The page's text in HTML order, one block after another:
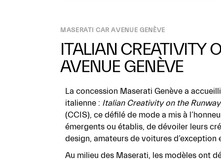
MASERATI CAR AVENUE GENÈVE
ITALIAN CREATIVITY
AVENUE GENÈVE
La concession Maserati Genève a
italienne : Italian Creativity on the Runway
(CCIS), ce défilé de mode a mis à
émergents ou établis, de dévoiler leurs
design, amateurs de voitures
Au milieu des Maserati, les modèles ont